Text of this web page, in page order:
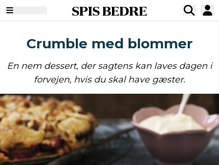
SPIS BEDRE
Crumble med blommer
En nem dessert, der sagtens kan laves dagen i
forvejen, hvis du skal have gæster.